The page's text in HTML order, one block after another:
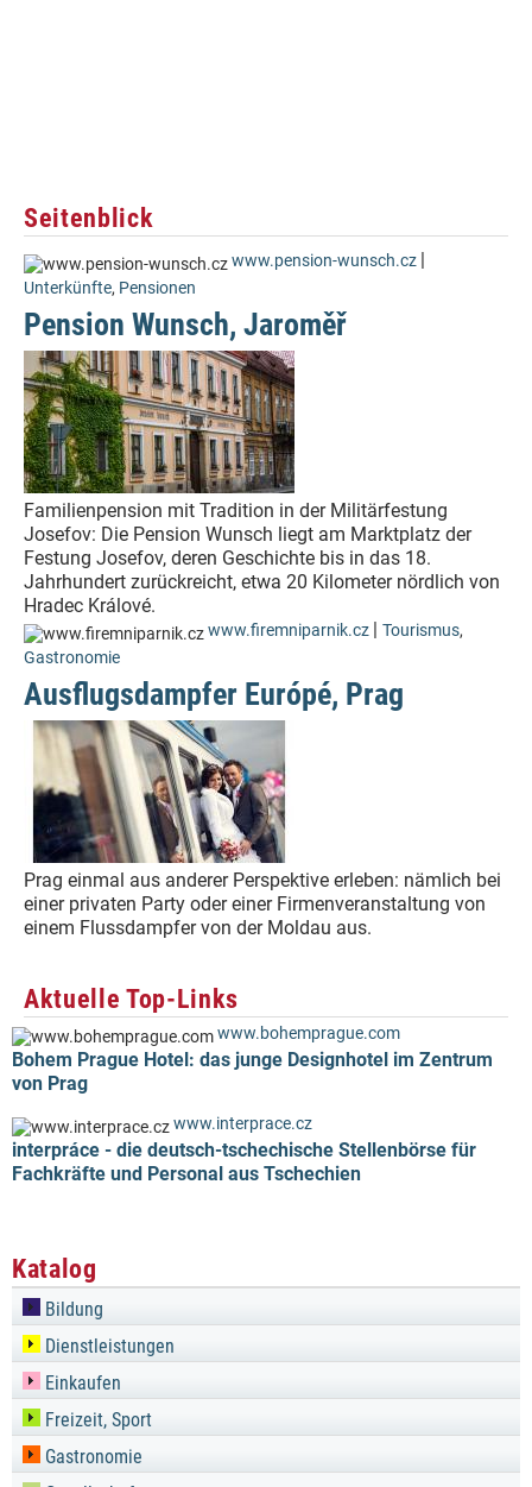
Seitenblick
www.pension-wunsch.cz |
Unterkünfte, Pensionen
Pension Wunsch, Jaroměř
Familienpension mit Tradition in der Militärfestung
Josefov: Die Pension Wunsch liegt am Marktplatz der
Festung Josefov, deren Geschichte bis in das 18.
Jahrhundert zurückreicht, etwa 20 Kilometer nördlich von
Hradec Králové.
www.firemniparnik.cz | Tourismus,
Gastronomie
Ausflugsdampfer Európé, Prag
Prag einmal aus anderer Perspektive erleben: nämlich bei
einer privaten Party oder einer Firmenveranstaltung von
einem Flussdampfer von der Moldau aus.
Aktuelle Top-Links
www.bohemprague.com
Bohem Prague Hotel: das junge Designhotel im Zentrum
von Prag
www.interprace.cz
interpráce - die deutsch-tschechische Stellenbörse für
Fachkräfte und Personal aus Tschechien
Katalog
Bildung
Dienstleistungen
Einkaufen
Freizeit, Sport
Gastronomie